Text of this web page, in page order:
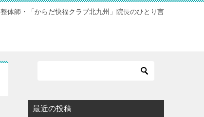
整体師・「からだ快福クラブ北九州」院長のひとり言
最近の投稿